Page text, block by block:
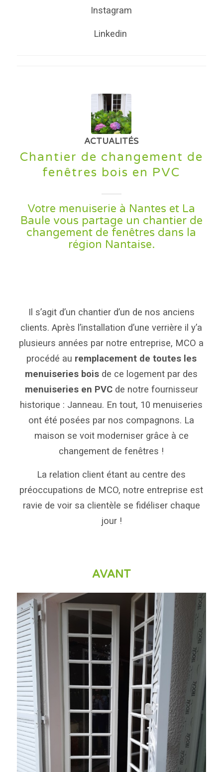
Instagram
Linkedin
ACTUALITÉS
Chantier de changement de
fenêtres bois en PVC
Votre menuiserie à Nantes et La
Baule vous partage un chantier de
changement de fenêtres dans la
région Nantaise.
Il s’agit d’un chantier d’un de nos anciens
clients. Après l’installation d’une verrière il y’a
plusieurs années par notre entreprise, MCO a
procédé au remplacement de toutes les
menuiseries bois de ce logement par des
menuiseries en PVCde notre fournisseur
historique : Janneau. En tout, 10 menuiseries
ont été posées par nos compagnons. La
maison se voit moderniser grâce à ce
changement de fenêtres !
La relation client étant au centre des
préoccupations de MCO, notre entreprise est
ravie de voir sa clientèle se fidéliser chaque
jour !
AVANT